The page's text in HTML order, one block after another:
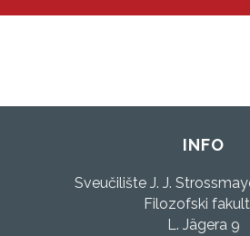
INFO
Sveučilište J. J.
Filozofski
L. Jägera 9